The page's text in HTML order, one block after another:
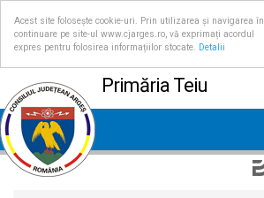
Acest site folosește cookie-uri. Prin utilizarea și navigarea în
continuare pe site-ul www.cjarges.ro, vă exprimați acordul
expres pentru folosirea informațiilor stocate.
Detalii
Primăria Teiu